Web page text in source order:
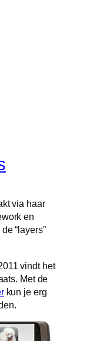
via haar
en
“layers”
vindt het
Met de
kun je erg